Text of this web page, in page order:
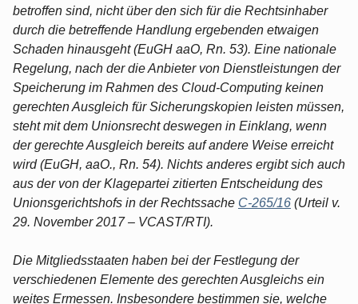
betroffen sind, nicht über den sich für die Rechtsinhaber
durch die betreffende Handlung ergebenden etwaigen
Schaden hinausgeht (EuGH aaO, Rn. 53). Eine nationale
Regelung, nach der die Anbieter von Dienstleistungen der
Speicherung im Rahmen des Cloud-Computing keinen
gerechten Ausgleich für Sicherungskopien leisten müssen,
steht mit dem Unionsrecht deswegen in Einklang, wenn
der gerechte Ausgleich bereits auf andere Weise erreicht
wird (EuGH, aaO., Rn. 54). Nichts anderes ergibt sich auch
aus der von der Klagepartei zitierten Entscheidung des
Unionsgerichtshofs in der Rechtssache C-265/16 (Urteil v.
29. November 2017 – VCAST/RTI).
Die Mitgliedsstaaten haben bei der Festlegung der
verschiedenen Elemente des gerechten Ausgleichs ein
weites Ermessen. Insbesondere bestimmen sie, welche